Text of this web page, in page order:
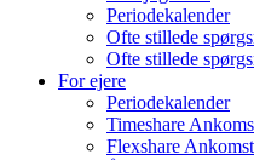
Periodekalender
Ofte stillede
Ofte stillede
For ejere
Periodekalender
Timeshare
Flexshare